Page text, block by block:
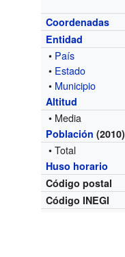
Coordenadas
Entidad
• País
• Estado
• Municipio
Altitud
• Media
Población (2010)
• Total
Huso horario
Código postal
Código INEGI